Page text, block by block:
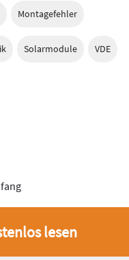
Montagefehler
Solarmodule VDE
lesen